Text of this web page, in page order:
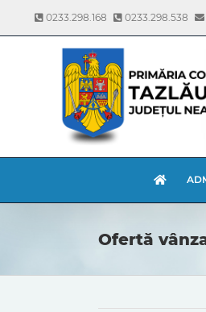
content
0233.298.168 0233.298.538
Ofertă